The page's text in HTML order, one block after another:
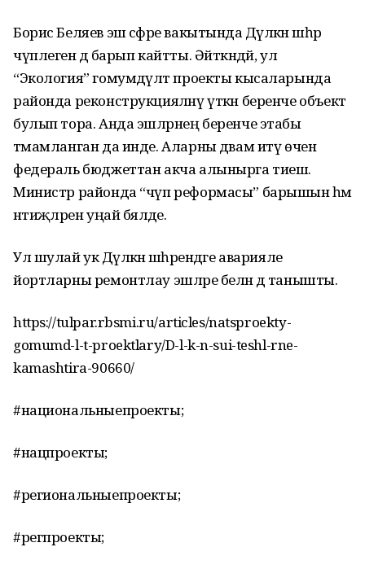
Борис Беляев эш сәфәре вакытында Дәүләкән шәһәр
чүплегенә дә барып кайтты. Әйткәндәй, ул
“Экология” гомумдәүләт проекты кысаларында
районда реконструкцияләнү үткән беренче объект
булып тора. Анда эшләрнең беренче этабы
тәмамланган да инде. Аларны дәвам итү өчен
федераль бюджеттан акча алынырга тиеш.
Министр районда “чүп реформасы” барышын һәм
нәтиҗәләрен уңай бәяләде.
Ул шулай ук Дәүләкән шәһәрендәге аварияле
йортларны ремонтлау эшләре белән дә танышты.
https://tulpar.rbsmi.ru/articles/natsproekty-
gomumd-l-t-proektlary/D-l-k-n-sui-teshl-rne-
kamashtira-90660/
#национальныепроекты;
#нацпроекты;
#региональныепроекты;
#регпроекты;